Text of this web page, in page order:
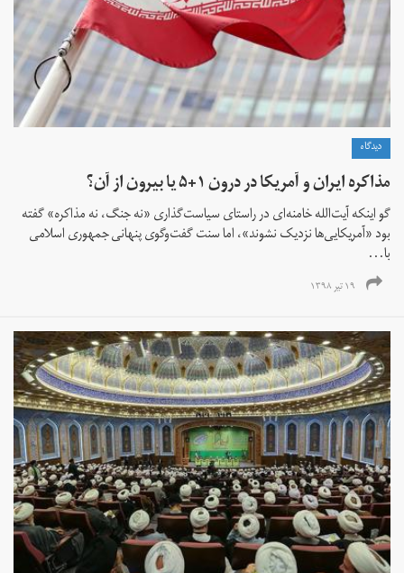
دیدگاه
مذاکره ایران و آمریکا در درون ۱+۵ یا بیرون از آن؟
گو اینکه آیت‌الله خامنه‌ای در راستای سیاست‌گذاری «نه جنگ، نه مذاکره» گفته
بود «آمریکایی‌ها نزدیک نشوند»، اما سنت گفت‌وگوی پنهانی جمهوری اسلامی
با...
۱۹ تیر ۱۳۹۸